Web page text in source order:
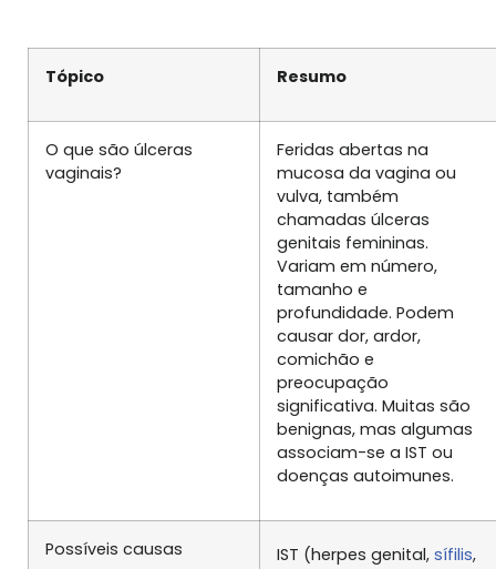
Tópico Resumo
O que são úlceras
vaginais?
Feridas abertas na
mucosa da vagina ou
vulva, também
chamadas úlceras
genitais femininas.
Variam em número,
tamanho e
profundidade. Podem
causar dor, ardor,
comichão e
preocupação
significativa. Muitas são
benignas, mas algumas
associam-se a IST ou
doenças autoimunes.
Possíveis causas IST (herpes genital, sífilis,